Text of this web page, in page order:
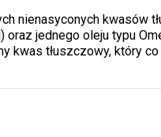
nienasyconych kwasów
oraz jednego oleju typu
kwas tłuszczowy, który